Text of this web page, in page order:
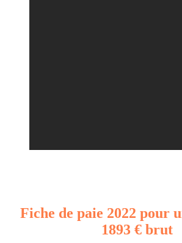
Fiche de paie 2022 pour
1893 € brut